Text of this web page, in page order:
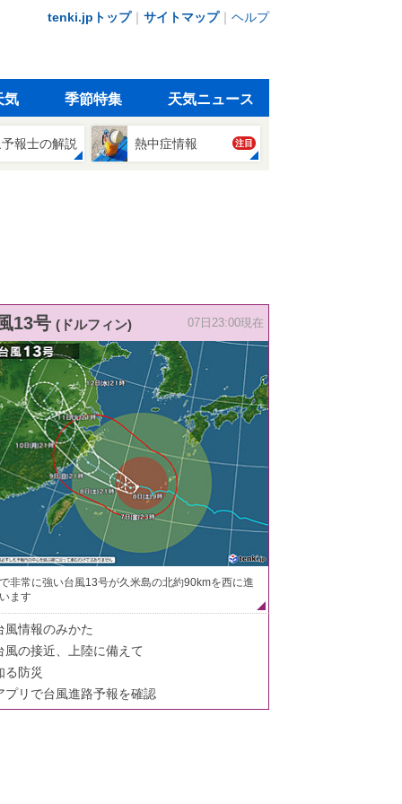
tenki.jpトップ｜ サイトマップ｜ ヘルプ
気 季節特集 天気ニュース
報士の解説 熱中症情報 注目
13号 (ドルフィン) 07日23:00現在
非常に強い台風13号が久米島の北約90kmを西に進
ます
風情報のみかた
風の接近、上陸に備えて
る防災
プリで台風進路予報を確認